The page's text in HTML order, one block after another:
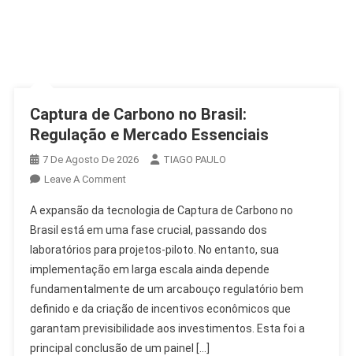
Captura de Carbono no Brasil:
Regulação e Mercado Essenciais
7 De Agosto De 2026
TIAGO PAULO
Leave A CommentOn
De
Carbono
No
Brasil:
Regulação
E
Mercado
Essenciais
A expansão da tecnologia de Captura de Carbono no
Brasil está em uma fase crucial, passando dos
laboratórios para projetos-piloto. No entanto, sua
implementação em larga escala ainda depende
fundamentalmente de um arcabouço regulatório bem
definido e da criação de incentivos econômicos que
garantam previsibilidade aos investimentos. Esta foi a
principal conclusão de um painel […]